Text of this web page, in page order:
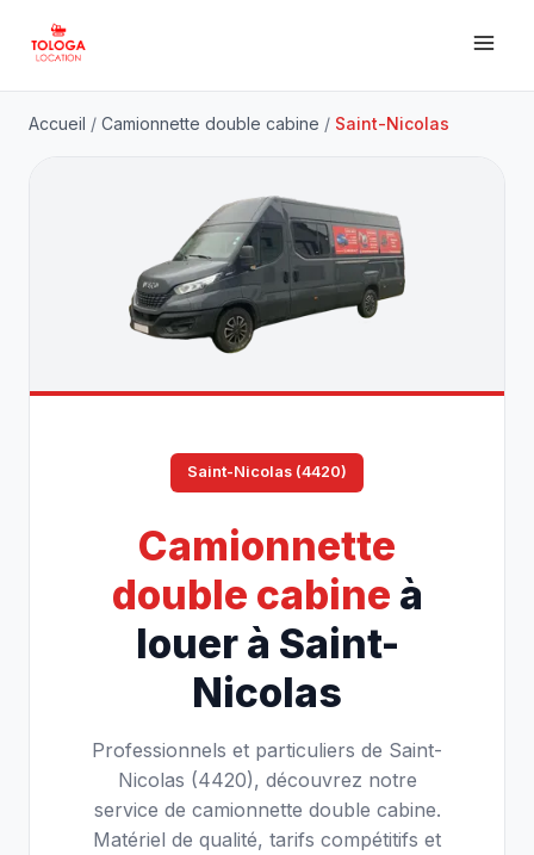
Accueil / Camionnette double cabine / Saint-Nicolas
Saint-Nicolas (4420)
Camionnette
double cabine à
louer à Saint-
Nicolas
Professionnels et particuliers de Saint-
Nicolas (4420), découvrez notre
service de camionnette double cabine.
Matériel de qualité, tarifs compétitifs et